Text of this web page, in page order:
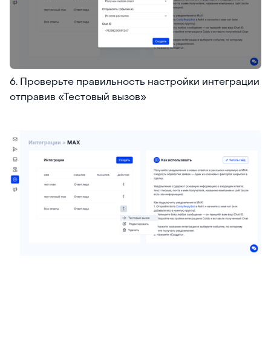
6. Проверьте правильность настройки интеграции
отправив «Тестовый вызов»